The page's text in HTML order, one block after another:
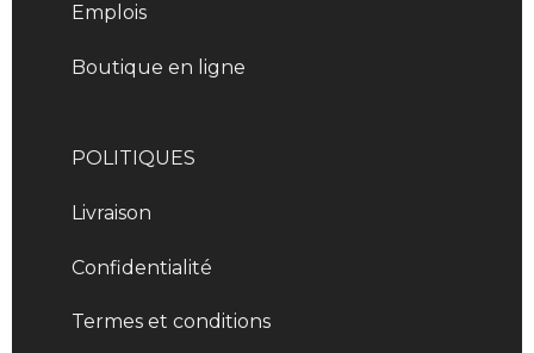
Emplois
Boutique en ligne
POLITIQUES
Livraison
Confidentialité
Termes et conditions